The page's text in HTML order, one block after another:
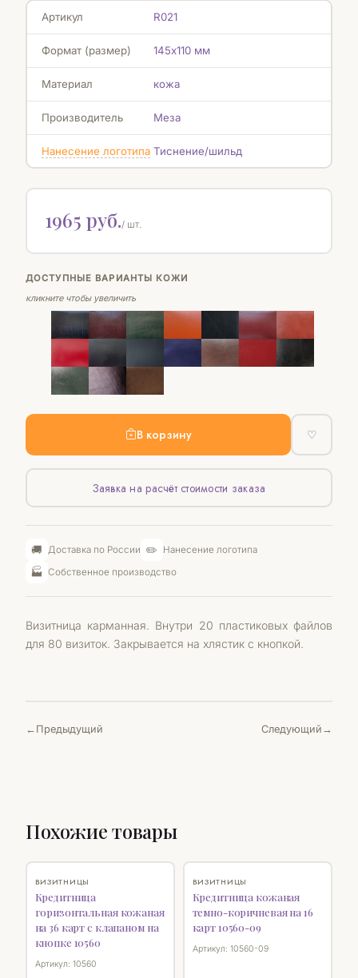
Артикул R021
Формат (размер) 145х110 мм
Материал кожа
Производитель Меза
Нанесение логотипа Тиснение/шильд
1965 руб./ шт.
ДОСТУПНЫЕ ВАРИАНТЫ КОЖИ
кликните чтобы увеличить
В корзину ♡
Заявка на расчёт стоимости заказа
🚚 Доставка по России ✏️ Нанесение логотипа
🏭 Собственное производство
Визитница карманная. Внутри 20 пластиковых файлов
для 80 визиток. Закрывается на хлястик с кнопкой.
Предыдущий Следующий
Похожие товары
SALE
ВИЗИТНИЦЫ
Кредитница
горизонтальная кожаная
на 36 карт с клапаном на
кнопке 10560
Артикул: 10560
SALE
ВИЗИТНИЦЫ
Кредитница кожаная
темно-коричневая на 16
карт 10560-09
Артикул: 10560-09